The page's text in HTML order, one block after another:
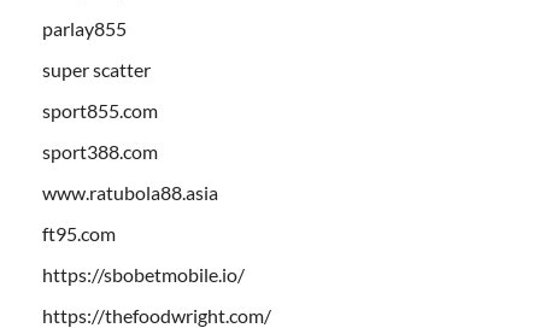
parlay855
super scatter
sport855.com
sport388.com
www.ratubola88.asia
ft95.com
https://sbobetmobile.io/
https://thefoodwright.com/